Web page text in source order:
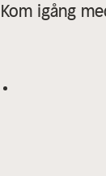
Kom igång